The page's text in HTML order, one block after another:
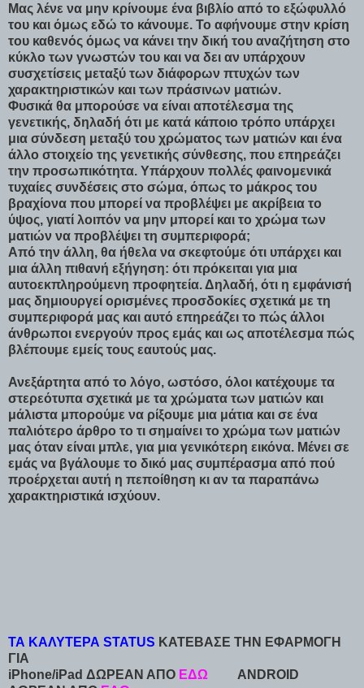
Μας λένε να μην κρίνουμε ένα βιβλίο από το εξώφυλλό
του και όμως εδώ το κάνουμε. Το αφήνουμε στην κρίση
του καθενός όμως να κάνει την δική του αναζήτηση στο
κύκλο των γνωστών του και να δει αν υπάρχουν
συσχετίσεις μεταξύ των διάφορων πτυχών των
χαρακτηριστικών και των πράσινων ματιών.
Φυσικά θα μπορούσε να είναι αποτέλεσμα της
γενετικής, δηλαδή ότι με κατά κάποιο τρόπο υπάρχει
μια σύνδεση μεταξύ του χρώματος των ματιών και ένα
άλλο στοιχείο της γενετικής σύνθεσης, που επηρεάζει
την προσωπικότητα. Υπάρχουν πολλές φαινομενικά
τυχαίες συνδέσεις στο σώμα, όπως το μάκρος του
βραχίονα που μπορεί να προβλέψει με ακρίβεια το
ύψος, γιατί λοιπόν να μην μπορεί και το χρώμα των
ματιών να προβλέψει τη συμπεριφορά;
Από την άλλη, θα ήθελα να σκεφτούμε ότι υπάρχει και
μια άλλη πιθανή εξήγηση: ότι πρόκειται για μια
αυτοεκπληρούμενη προφητεία. Δηλαδή, ότι η εμφάνισή
μας δημιουργεί ορισμένες προσδοκίες σχετικά με τη
συμπεριφορά μας και αυτό επηρεάζει το πώς άλλοι
άνθρωποι ενεργούν προς εμάς και ως αποτέλεσμα πώς
βλέπουμε εμείς τους εαυτούς μας.
Ανεξάρτητα από το λόγο, ωστόσο, όλοι κατέχουμε τα
στερεότυπα σχετικά με τα χρώματα των ματιών και
μάλιστα μπορούμε να ρίξουμε μια μάτια και σε ένα
παλιότερο άρθρο το τι σημαίνει το χρώμα των ματιών
μας όταν είναι μπλε, για μια γενικότερη εικόνα. Μένει σε
εμάς να βγάλουμε το δικό μας συμπέρασμα από πού
προέρχεται αυτή η πεποίθηση κι αν τα παραπάνω
χαρακτηριστικά ισχύουν.
ΤΑ ΚΑΛΥΤΕΡΑ STATUS ΚΑΤΕΒΑΣΕ ΤΗΝ ΕΦΑΡΜΟΓΗ
ΓΙΑ
iPhone/iPad ΔΩΡΕΑΝ ΑΠΟ ΕΔΩ
ANDROID